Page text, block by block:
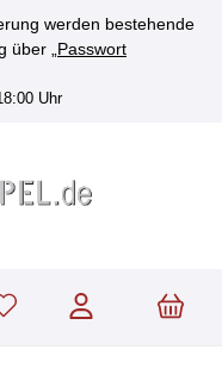
werden bestehende
„ Passwort
Uhr